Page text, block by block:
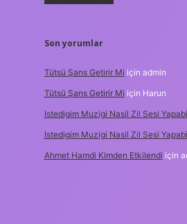
Son yorumlar
Tütsü Şans Getirir Mi için admin
Tütsü Şans Getirir Mi için Harun
Istedigim Muzigi Nasil Zil Sesi
Istedigim Muzigi Nasil Zil Sesi
Ahmet Hamdi Kimden Etkilendi için